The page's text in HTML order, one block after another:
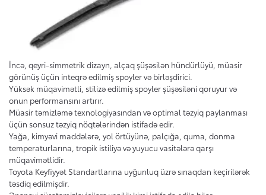
İncə, qeyri-simmetrik dizayn, alçaq şüşəsilən hündürlüyü, müasir
görünüş üçün inteqrə edilmiş spoyler və birləşdirici.
Yüksək müqavimətli, stilizə edilmiş spoyler şüşəsiləni qoruyur və
onun performansını artırır.
Müasir təmizləmə texnologiyasından və optimal təzyiq paylanması
üçün sonsuz təzyiq nöqtələrindən istifadə edir.
Yağa, kimyəvi maddələrə, yol örtüyünə, palçığa, quma, donma
temperaturlarına, tropik istiliyə və yuyucu vasitələrə qarşı
müqavimətlidir.
Toyota Keyfiyyət Standartlarına uyğunluq üzrə sınaqdan keçirilərək
təsdiq edilmişdir.